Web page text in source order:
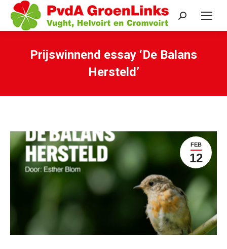
Search:
Prijswinnend essay ‘De Balans
Hersteld’
FEB
12